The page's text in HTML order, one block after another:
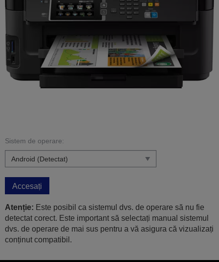
Sistem de operare:
Accesați
Atenție: Este posibil ca sistemul dvs. de operare să nu fie
detectat corect. Este important să selectați manual sistemul
dvs. de operare de mai sus pentru a vă asigura că vizualizați
conținut compatibil.